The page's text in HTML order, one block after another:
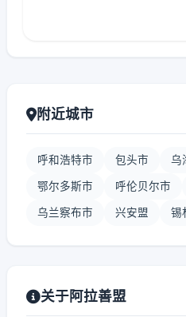
附近城市
呼和浩特市 包头市 乌
鄂尔多斯市 呼伦贝尔市
乌兰察布市 兴安盟 锡
关于阿拉善盟